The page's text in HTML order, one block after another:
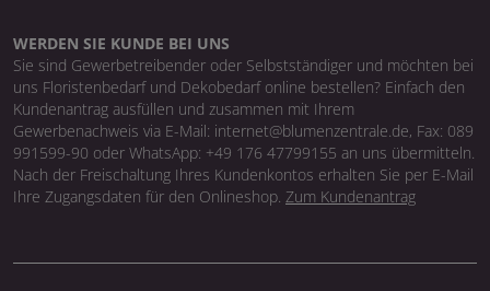
WERDEN SIE KUNDE BEI UNS
Sie sind Gewerbetreibender oder Selbstständiger und möchten bei
uns Floristenbedarf und Dekobedarf online bestellen? Einfach den
Kundenantrag ausfüllen und zusammen mit Ihrem
Gewerbenachweis via E-Mail: internet@blumenzentrale.de, Fax: 089
991599-90 oder WhatsApp: +49 176 47799155 an uns übermitteln.
Nach der Freischaltung Ihres Kundenkontos erhalten Sie per E-Mail
Ihre Zugangsdaten für den Onlineshop. Zum Kundenantrag